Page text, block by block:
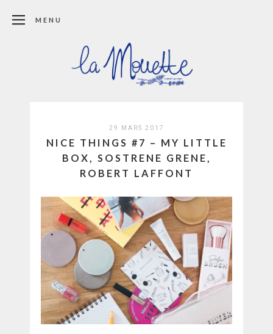
MENU
29 MARS 2017
NICE THINGS #7 – MY LITTLE
BOX, SOSTRENE GRENE,
ROBERT LAFFONT